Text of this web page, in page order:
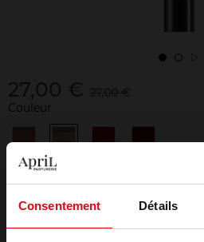
Consentement Détails
27,00 €
Couleur
2 3 5 6
Quantité
1